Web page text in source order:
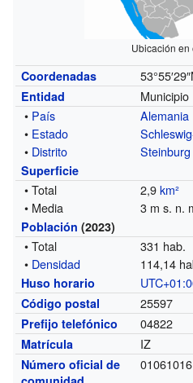
Ubicación en
Coordenadas
Entidad
Municipio
• País
Alemania
• Estado
• Distrito Steinburg
Superficie
• Total 2,9km²
• Media
3 m s. n.
Población (2023)
• Total
331 hab.
• Densidad 114,14
Huso horario
Código postal 25597
Prefijo telefónico 04822
Matrícula IZ
Número oficial de
01061016